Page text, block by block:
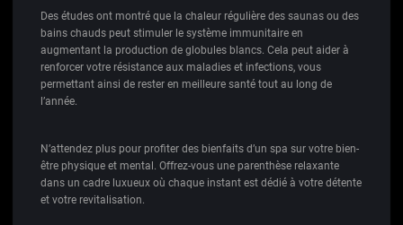
Des études ont montré que la chaleur régulière des saunas ou des
bains chauds peut stimuler le système immunitaire en
augmentant la production de globules blancs. Cela peut aider à
renforcer votre résistance aux maladies et infections, vous
permettant ainsi de rester en meilleure santé tout au long de
l’année.
N’attendez plus pour profiter des bienfaits d’un spa sur votre bien-
être physique et mental. Offrez-vous une parenthèse relaxante
dans un cadre luxueux où chaque instant est dédié à votre détente
et votre revitalisation.